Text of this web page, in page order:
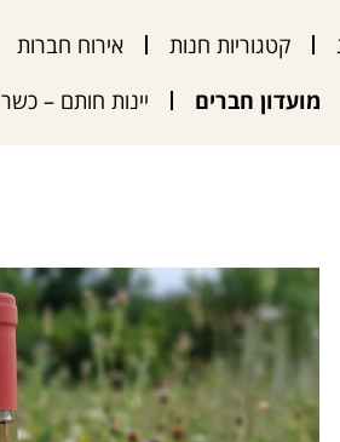
קטגוריות חנות אירוח חברות
מועדון חברים
יינות חותם – כשר